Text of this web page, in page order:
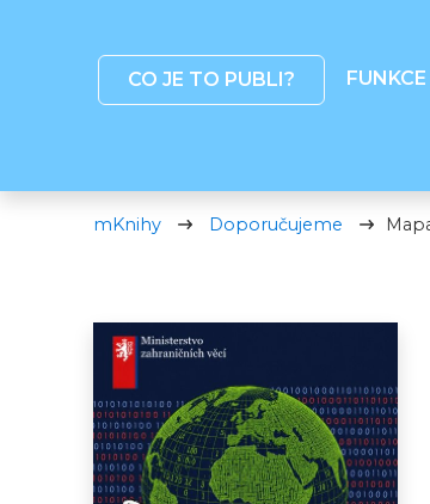
CO JE TO PUBLI? FUNKCE
mKnihy Doporučujeme